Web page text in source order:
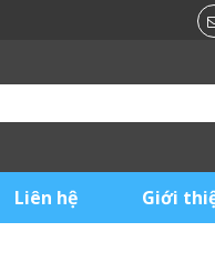
Liên hệ Giới